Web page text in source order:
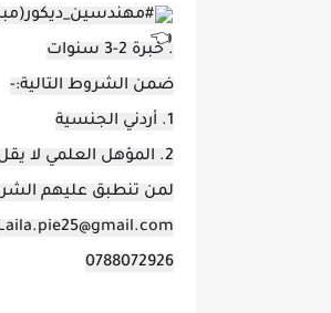
. خبرة 2-3 سنوات
ضمن الشروط التالية:-
1. أردني الجنسية
2. المؤهل العلمي لا يقل عن بكالوريوس او دبلوم
لمن تنطبق عليهم
0788072926